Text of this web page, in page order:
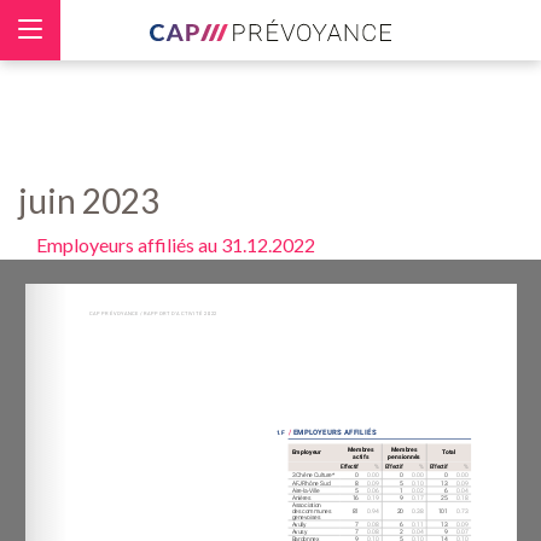
juin 2023
Employeurs affiliés au 31.12.2022
Panneau de gestion des cookies